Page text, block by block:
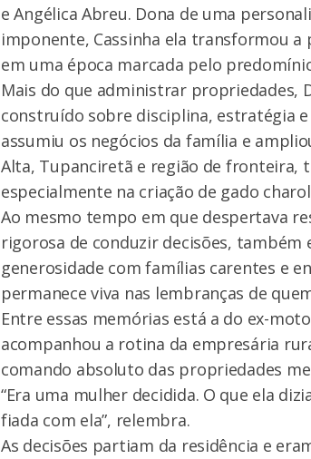
e Angélica Abreu. Dona de uma
imponente, Cassinha ela transformou
em uma época marcada pelo
Mais do que administrar propriedades,
construído sobre disciplina, estratégia
assumiu os negócios da família e
Alta, Tupanciretã e região de fronteira,
especialmente na criação de gado
Ao mesmo tempo em que despertava
rigorosa de conduzir decisões,
generosidade com famílias carentes e
permanece viva nas lembranças de
Entre essas memórias está a do ex-
acompanhou a rotina da empresária
comando absoluto das propriedades
“Era uma mulher decidida. O que ela
fiada com ela”, relembra.
As decisões partiam da residência e